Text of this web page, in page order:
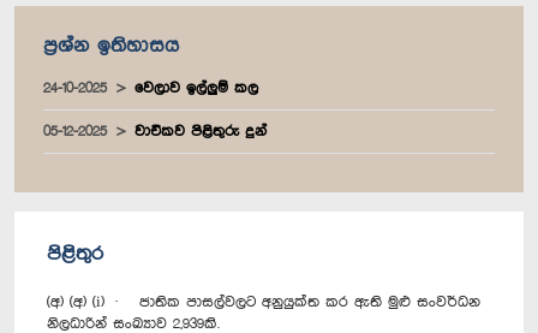
ප්‍රශ්න ඉතිහාසය
24-10-2025 වෙලාව ඉල්ලුම් කල
05-12-2025 වාචිකව පිළිතුරු දුන්
පිළිතුර
(අ) (අ) (i) · ජාතික පාසල්වලට අනුයුක්ත කර ඇති මුළු සංවර්ධන
නිලධාරින් සංඛ්‍යාව 2,939කි.